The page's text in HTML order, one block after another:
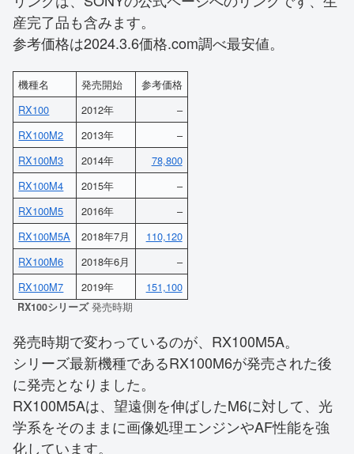
産完了品も含みます。
参考価格は2024.3.6価格.com調べ最安値。
機種名 発売開始
参考価格
RX100
2012年
–
RX100M2
2013年
–
RX100M3
2014年
78,800
RX100M4
2015年
–
RX100M5
2016年
–
RX100M5A
2018年7月
110,120
RX100M6
2018年6月
–
RX100M7
2019年 151,100
RX100シリーズ発売時期
発売時期で変わっているのが、RX100M5A。
シリーズ最新機種であるRX100M6が発売された後
に発売となりました。
RX100M5Aは、望遠側を伸ばしたM6に対して、光
学系をそのままに画像処理エンジンやAF性能を強
化しています。